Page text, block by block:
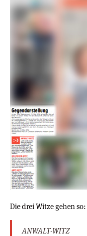
Die drei Witze gehen so:
ANWALT-WITZ